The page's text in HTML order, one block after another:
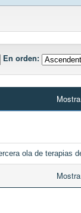
En orden:
ola de terapias